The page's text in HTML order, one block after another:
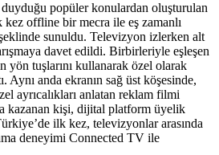
popüler konulardan oluşturulan
kez offline bir mecra ile eş zamanlı
sunuldu. Televizyon izlerken alt
davet edildi. Birbirleriyle eşleşen
yön tuşlarını kullanarak özel olarak
Aynı anda ekranın sağ üst köşesinde,
ayrıcalıkları anlatan reklam filmi
kazanan kişi, dijital platform üyelik
ilk kez, televizyonlar arasında
deneyimi Connected TV ile